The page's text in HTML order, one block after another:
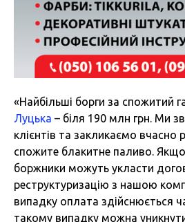
«Найбільші борги за спожитий
Луцька – біля 190 млн грн. Ми
клієнтів та закликаємо вчасно
спожите блакитне паливо. Якщо
боржники можуть укласти
реструктуризацію з нашою
випадку оплата здійснюється
такому випадку можна